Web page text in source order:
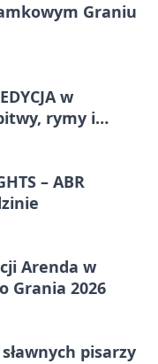
Graniu
w
rymy i
– ABR
Arenda w
Grania 2026
pisarzy